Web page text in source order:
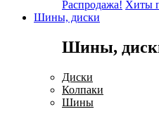
Распродажа! Хиты
Шины, диски
Шины,
Диски
Колпаки
Шины